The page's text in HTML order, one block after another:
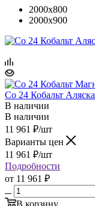
2000x800
2000x900
Co 24 Кобальт Аляска
В наличии
В наличии
11 961 ₽/шт
Варианты цен
11 961 ₽/шт
Подробности
от 11 961 ₽
В корзину